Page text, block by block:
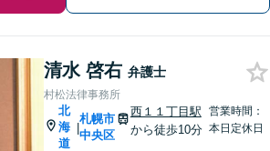
清水 啓右 弁護士
村松法律事務所
北
海
道
|
札幌市
中央区
西１１丁目駅
から徒歩10分
営業時間：
本日定休日